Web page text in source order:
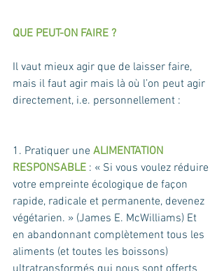
QUE PEUT-ON FAIRE ?
Il vaut mieux agir que de laisser faire,
mais il faut agir mais là où l’on peut agir
directement, i.e. personnellement :
1. Pratiquer une ALIMENTATION
RESPONSABLE : « Si vous voulez réduire
votre empreinte écologique de façon
rapide, radicale et permanente, devenez
végétarien. » (James E. McWilliams) Et
en abandonnant complètement tous les
aliments (et toutes les boissons)